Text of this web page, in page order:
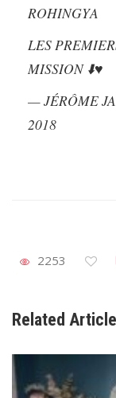
ROHINGYA
LES
MISSION ⬇️♥️
— JÉRÔME
2018
2253
Related